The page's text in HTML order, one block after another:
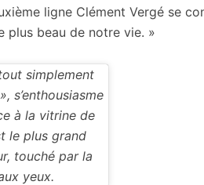
ligne Clément Vergé se
plus beau de notre vie. »
simplement
s’enthousiasme
à la vitrine de
le plus grand
touché par la
yeux.